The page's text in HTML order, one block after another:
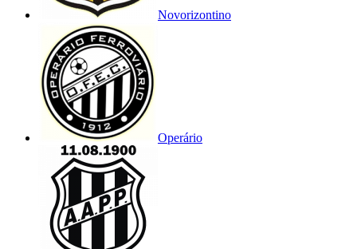
Novorizontino
Operário